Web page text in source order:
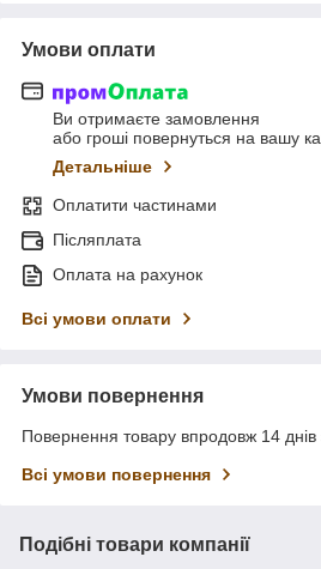
Умови оплати
Ви отримаєте замовлення
або гроші повернуться на вашу
Детальніше
Оплатити частинами
Післяплата
Оплата на рахунок
Всі умови оплати
Умови повернення
Повернення товару впродовж 14 днів
Всі умови повернення
Подібні товари компанії